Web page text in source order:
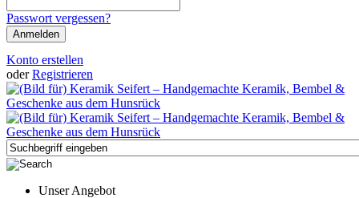
Passwort vergessen?
Konto erstellen
oder Registrieren
Unser Angebot